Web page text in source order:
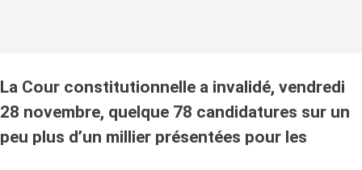
La Cour constitutionnelle a invalidé, vendredi
28 novembre, quelque 78 candidatures sur un
peu plus d’un millier présentées pour les